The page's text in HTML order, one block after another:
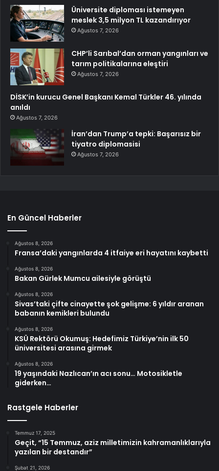
Üniversite diploması istemeyen
meslek 3,5 milyon TL kazandırıyor
Ağustos 7, 2026
CHP’li Sarıbal’dan orman yangınları ve
tarım politikalarına eleştiri
Ağustos 7, 2026
DİSK’in kurucu Genel Başkanı Kemal Türkler 46. yılında
anıldı
Ağustos 7, 2026
İran’dan Trump’a tepki: Başarısız bir
tiyatro diplomasisi
Ağustos 7, 2026
En Güncel Haberler
Ağustos 8, 2026
Fransa’daki yangınlarda 4 itfaiye eri hayatını kaybetti
Ağustos 8, 2026
Bakan Gürlek Mumcu ailesiyle görüştü
Ağustos 8, 2026
Sivas’taki çifte cinayette şok gelişme: 6 yıldır aranan
babanın kemikleri bulundu
Ağustos 8, 2026
KSÜ Rektörü Okumuş: Hedefimiz Türkiye’nin ilk 50
üniversitesi arasına girmek
Ağustos 8, 2026
19 yaşındaki Nazlıcan’ın acı sonu… Motosikletle
giderken…
Rastgele Haberler
Temmuz 17, 2025
Geçit, “15 Temmuz, aziz milletimizin kahramanlıklarıyla
yazılan bir destandır”
Şubat 21, 2026